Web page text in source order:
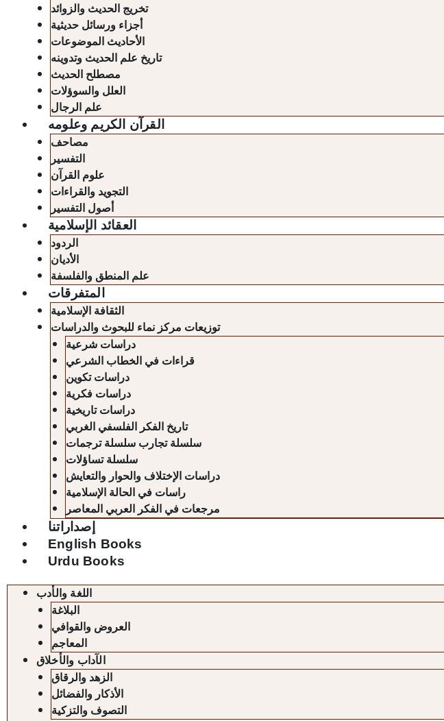
تخريج الحديث والزوائد
أجزاء ورسائل حديثية
الأحاديث الموضوعات
تاريخ علم الحديث وتدوينه
مصطلح الحديث
العلل والسوؤلات
علم الرجال
القرآن الكريم وعلومه
مصاحف
التفسير
علوم القرآن
التجويد والقراءات
أصول التفسير
العقائد الإسلامية
الردود
الأديان
علم المنطق والفلسفة
المتفرقات
الثقافة الإسلامية
توزيعات مركز نماء للبحوث والدراسات
دراسات شرعية
قراءات في الخطاب الشرعي
دراسات تكوين
دراسات فكرية
دراسات تاريخية
تاريخ الفكر الفلسفي الغربي
سلسلة تجارب سلسلة ترجمات
سلسلة تساؤلات
دراسات الإختلاف والحوار والتعايش
راسات في الحالة الإسلامية
مرجعات في الفكر العربي المعاصر
إصداراتنا
English Books
Urdu Books
اللغة والأدب
البلاغة
العروض والقوافي
المعاجم
الآداب والأخلاق
الزهد والرقاق
الأذكار والفضائل
التصوف والتزكية